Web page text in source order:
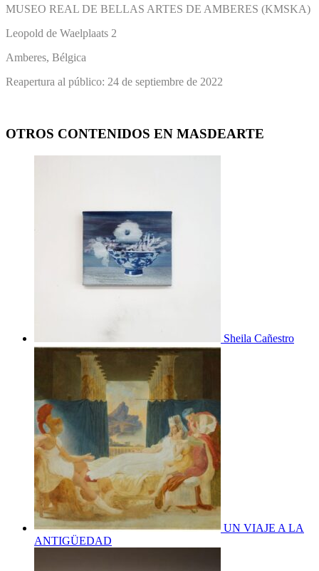
MUSEO REAL DE BELLAS ARTES DE AMBERES (KMSKA)
Leopold de Waelplaats 2
Amberes, Bélgica
Reapertura al público: 24 de septiembre de 2022
OTROS CONTENIDOS EN MASDEARTE
Sheila Cañestro
UN VIAJE A LA
ANTIGÜEDAD